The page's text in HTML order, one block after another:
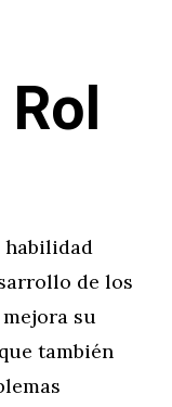
habilidad
de los
su
también